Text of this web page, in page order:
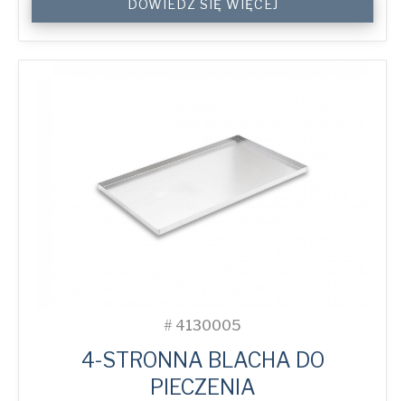
Plain
Baking
Tray
DOWIEDZ SIĘ WIĘCEJ
# 4130005
4-STRONNA BLACHA DO
PIECZENIA